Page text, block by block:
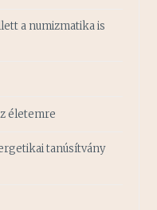
a numizmatika is
életemre
tanúsítvány